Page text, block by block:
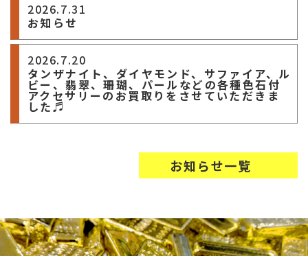
2026.7.31
お知らせ
2026.7.20
タンザナイト、ダイヤモンド、サファイア、ル
ビー、翡翠、珊瑚、パールなどの各種色石付
アクセサリーのお買取りをさせていただきま
した♬
お知らせ一覧